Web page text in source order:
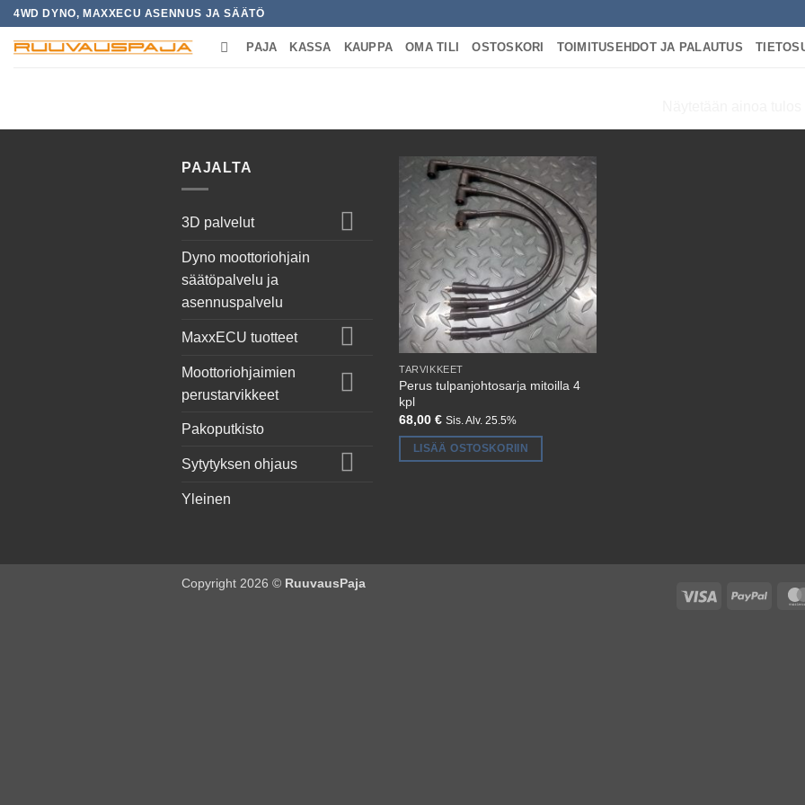
Skip
content
4WD DYNO, MAXXECU ASENNUS JA SÄÄTÖ
PAJA KASSA KAUPPA OMA TILI OSTOSKORI TOIMITUSEHDOT JA PALAUTUS
PAJALTA
3D palvelut
Dyno moottoriohjain
säätöpalvelu ja
asennuspalvelu
MaxxECU tuotteet
Moottoriohjaimien
perustarvikkeet
Pakoputkisto
Sytytyksen ohjaus
Yleinen
TARVIKKEET
Perus tulpanjohtosarja mitoilla 4
kpl
68,00€ Sis. Alv. 25.5%
LISÄÄ OSTOSKORIIN
Visa PayPal
Copyright 2026 © RuuvausPaja